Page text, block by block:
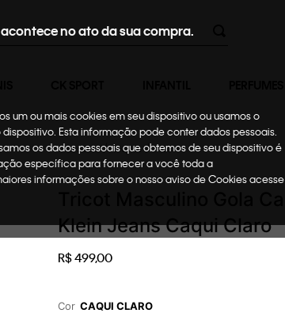
no ato da sua compra.
um ou mais cookies em seu dispositivo ou usamos o
Esta informação pode conter dados pessoais.
os dados pessoais que obtemos de seu dispositivo é
específica para fornecer a você toda a
informações sobre o nosso aviso de Cookies acesse
Masculino Roupas Tricots
Klein Jeans Caqui Claro
R$499,00
Cor CAQUI CLARO